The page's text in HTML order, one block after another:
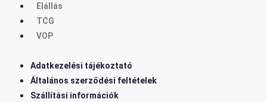
Elállás
TCG
VOP
Adatkezelési tájékoztató
Általános szerződési feltételek
Szállítási információk